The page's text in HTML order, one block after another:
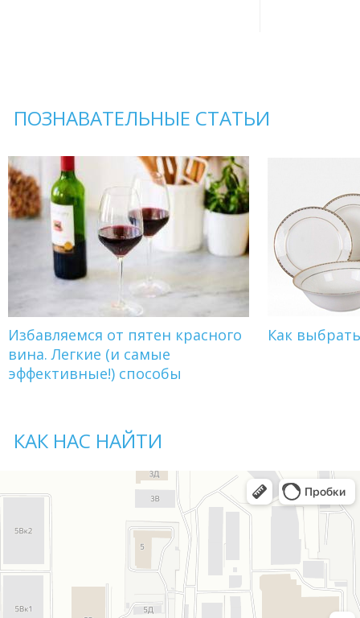
ПОЗНАВАТЕЛЬНЫЕ СТАТЬИ
Избавляемся от пятен красного
вина. Легкие (и самые
эффективные!) способы
Как
КАК НАС НАЙТИ